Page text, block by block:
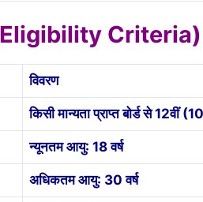
(Eligibility Criteria)
विवरण
किसी मान्यता प्राप्त बोर्ड से 12वीं
न्यूनतम आयु: 18 वर्ष
अधिकतम आयु: 30 वर्ष